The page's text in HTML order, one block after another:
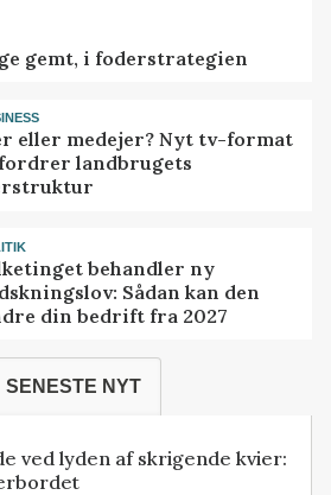
gemt, i foderstrategien
eller medejer? Nyt tv-format
landbrugets
behandler ny
Sådan kan den
din bedrift fra 2027
SENESTE NYT
ved lyden af skrigende kvier: